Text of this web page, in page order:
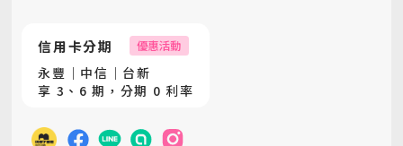
信用卡分期 優惠活動
永豐｜中信｜台新
享 3、6 期，分期 0 利率